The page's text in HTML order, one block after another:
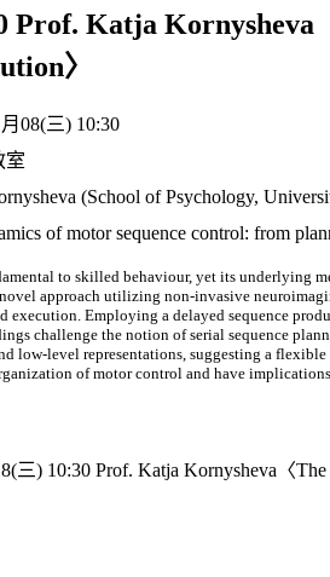
Prof. Katja
〉
08(三) 10:30
室
(School of Psychology,
of motor sequence control: from
to skilled behaviour, yet its underlying
novel approach utilizing non-invasive
execution. Employing a delayed sequence
challenge the notion of serial sequence
low-level representations, suggesting a
of motor control and have
三) 10:30 Prof. Katja Kornysheva〈